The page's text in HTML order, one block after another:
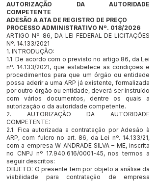
AUTORIZAÇÃO DA AUTORIDADE
COMPETENTE
ADESÃO A ATA DE REGISTRO DE PREÇO
PROCESSO ADMINISTRATIVO Nº. 018/2026
ARTIGO Nº. 86, DA LEI FEDERAL DE LICITAÇÕES
Nº. 14.133/2021
1. INTRODUÇÃO:
1.1. De acordo com o previsto no artigo 86, da Lei
nº. 14.133/2021, que estabelece as condições e
procedimentos para que um órgão ou entidade
possa aderir a uma ARP já existente, formalizada
por outro órgão ou entidade, deverá ser instruído
com vários documentos, dentre os quais a
autorização o da autoridade competente.
2. AUTORIZAÇÃO DA AUTORIDADE
COMPETENTE:
2.1. Fica autorizada a contratação por Adesão à
ARP, com fulcro no art. 86, da Lei nº. 14.133/21,
com a empresa W ANDRADE SILVA – ME, inscrita
no CNPJ nº 17.940.616/0001-45, nos termos a
seguir descritos:
OBJETO: O presente tem por objeto a análise da
viabilidade para contratação de empresa